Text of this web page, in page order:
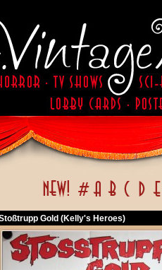
Gold (Kelly's Heroes)